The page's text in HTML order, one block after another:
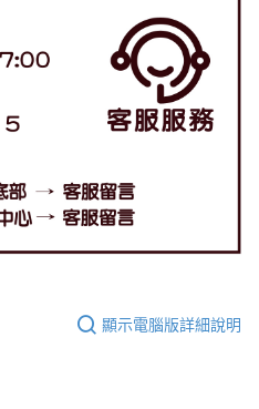
顯示電腦版詳細說明